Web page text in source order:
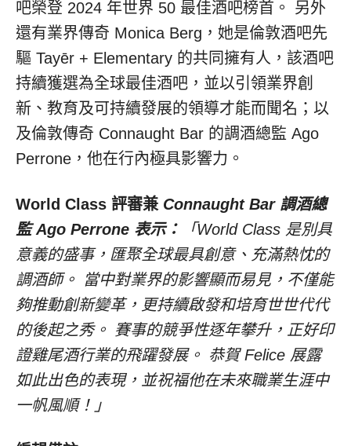
吧榮登 2024 年世界 50 最佳酒吧榜首。 另外
還有業界傳奇 Monica Berg，她是倫敦酒吧先
驅 Tayēr + Elementary 的共同擁有人，該酒吧
持續獲選為全球最佳酒吧，並以引領業界創
新、教育及可持續發展的領導才能而聞名；以
及倫敦傳奇 Connaught Bar 的調酒總監 Ago
Perrone，他在行內極具影響力。
World Class 評審兼 Connaught Bar 調酒總
監 Ago Perrone 表示：
「World Class 是別具
意義的盛事，匯聚全球最具創意、充滿熱忱的
調酒師。 當中對業界的影響顯而易見，不僅能
夠推動創新變革，更持續啟發和培育世世代代
的後起之秀。 賽事的競爭性逐年攀升，正好印
證雞尾酒行業的飛躍發展。 恭賀 Felice 展露
如此出色的表現，並祝福他在未來職業生涯中
一帆風順！」